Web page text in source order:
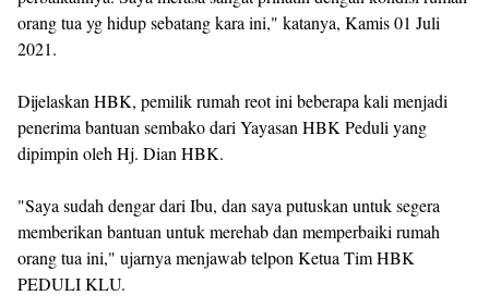
orang tua yg hidup sebatang kara ini," katanya, Kamis 01 Juli
2021.
Dijelaskan HBK, pemilik rumah reot ini beberapa kali menjadi
penerima bantuan sembako dari Yayasan HBK Peduli yang
dipimpin oleh Hj. Dian HBK.
"Saya sudah dengar dari Ibu, dan saya putuskan untuk segera
memberikan bantuan untuk merehab dan memperbaiki rumah
orang tua ini," ujarnya menjawab telpon Ketua Tim HBK
PEDULI KLU.